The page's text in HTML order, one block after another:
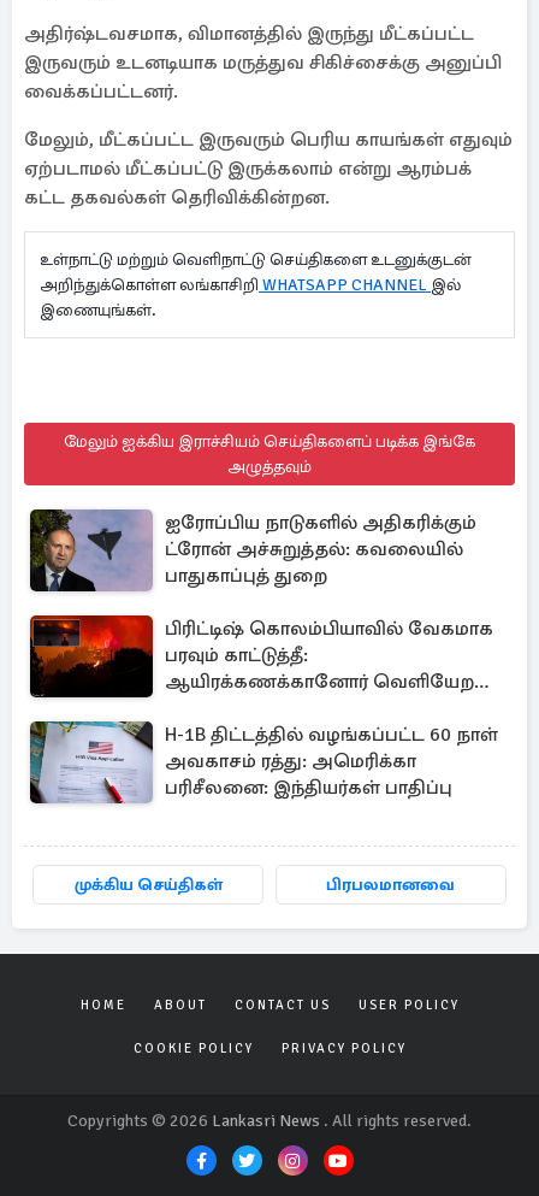
அதிர்ஷ்டவசமாக, விமானத்தில் இருந்து மீட்கப்பட்ட
இருவரும் உடனடியாக மருத்துவ சிகிச்சைக்கு அனுப்பி
வைக்கப்பட்டனர்.
மேலும், மீட்கப்பட்ட இருவரும் பெரிய காயங்கள் எதுவும்
ஏற்படாமல் மீட்கப்பட்டு இருக்கலாம் என்று ஆரம்பக்
கட்ட தகவல்கள் தெரிவிக்கின்றன.
உள்நாட்டு மற்றும் வெளிநாட்டு செய்திகளை உடனுக்குடன்
அறிந்துக்கொள்ள லங்காசிறி WHATSAPP CHANNEL இல்
இணையுங்கள்.
மேலும் ஐக்கிய இராச்சியம் செய்திகளைப் படிக்க இங்கே
அழுத்தவும்
ஐரோப்பிய நாடுகளில் அதிகரிக்கும்
ட்ரோன் அச்சுறுத்தல்: கவலையில்
பாதுகாப்புத் துறை
பிரிட்டிஷ் கொலம்பியாவில் வேகமாக
பரவும் காட்டுத்தீ:
ஆயிரக்கணக்கானோர் வெளியேற
H-1B திட்டத்தில் வழங்கப்பட்ட 60 நாள்
அவகாசம் ரத்து: அமெரிக்கா
பரிசீலனை: இந்தியர்கள் பாதிப்பு
முக்கிய செய்திகள் பிரபலமானவை
HOME ABOUT CONTACT US USER POLICY
COOKIE POLICY PRIVACY POLICY
Copyrights © 2026 Lankasri News . All rights reserved.